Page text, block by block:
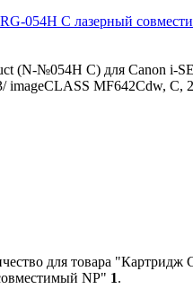
054H C лазерный
(N-№054H C) для Canon i-
imageCLASS MF642Cdw, C,
для товара "Картридж
NP" 1.